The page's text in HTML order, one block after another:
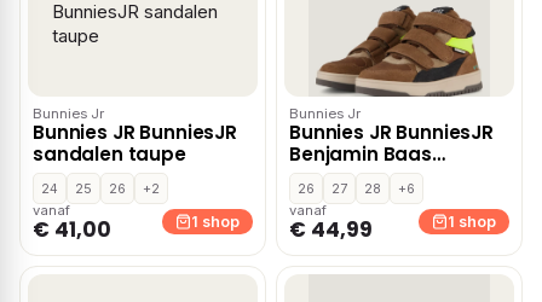
Bunnies Jr
Bunnies JR BunniesJR
sandalen taupe
24 25 26
+2
vanaf
€ 41,00 1 shop
Bunnies Jr
Bunnies JR BunniesJR
Benjamin Baas
Sneakers cognac Leer
– Bruin
26 27 28
+6
vanaf
€ 44,99 1 shop